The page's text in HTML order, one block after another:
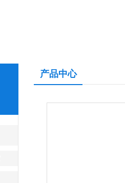
产品中心